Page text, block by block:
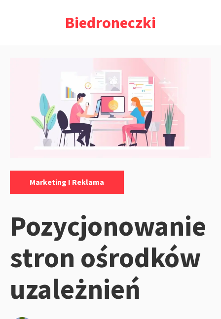
Biedroneczki
Marketing I Reklama
Pozycjonowanie
stron ośrodków
uzależnień